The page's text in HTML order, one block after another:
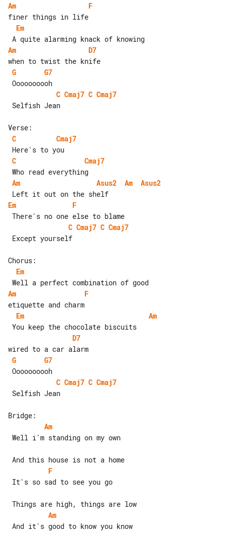
Am
F
Em
Am
D7
G
G7
C Cmaj7 C Cmaj7
C
Cmaj7
C
Cmaj7
Am
Asus2 Am
Asus2
Em
F
C Cmaj7 C Cmaj7
Em
Am
F
Em
Am
D7
G
G7
C Cmaj7 C Cmaj7
Am
F
Am